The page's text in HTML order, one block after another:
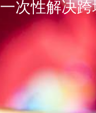
一次性解决